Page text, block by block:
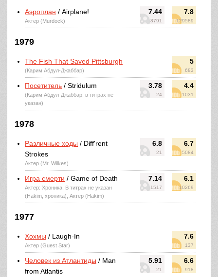
7.44
8791
7.8
129589
Аэроплан / Airplane!
Актер (Murdock)
1979
5
683
The Fish That Saved Pittsburgh
(Карим Абдул-Джаббар)
3.78
24
4.4
1031
Посетитель / Stridulum
(Карим Абдул-Джаббар, в титрах не
указан)
1978
6.8
21
6.7
5084
Различные ходы / Diff'rent
Strokes
Актер (Mr. Wilkes)
7.14
1517
6.1
10269
Игра смерти / Game of Death
Актер: Хроника, В титрах не указан
(Hakim, хроника), Актер (Hakim)
1977
7.6
137
Хохмы / Laugh-In
Актер (Guest Star)
5.91
21
6.6
918
Человек из Атлантиды / Man
from Atlantis